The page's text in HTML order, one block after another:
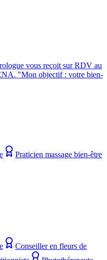
vous reçoit sur RDV au
"Mon objectif : votre bien-
Praticien massage bien-être
Conseiller en fleurs de